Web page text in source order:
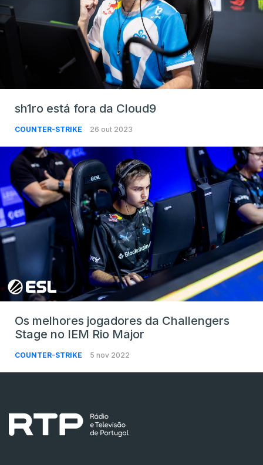
sh1ro está fora da Cloud9
COUNTER-STRIKE 26 out 2023
Os melhores jogadores da Challengers
Stage no IEM Rio Major
COUNTER-STRIKE 5 nov 2022